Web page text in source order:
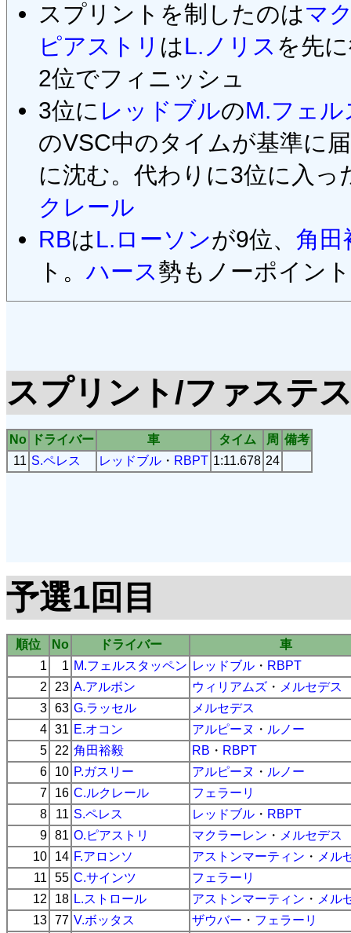
スプリントを制したのはマ
ピアストリ はL.ノリス を先
2位でフィニッシュ
3位に レッドブルのM.フェ
のVSC中のタイムが基準に
に沈む。代わりに3位に入っ
クレール
RBはL.ローソンが9位、 角田
ト。 ハース勢もノーポイン
スプリント/ファステ
No ドライバー 車 タイム 周 備考
11 S.ペレス レッドブル ・ RBPT 1:11.678 24
予選1回目
順位 No ドライバー
車
1
1 M.フェルスタッペン レッドブル ・ RBPT
2
23 A.アルボン ウィリアムズ ・ メルセデス
3 63 G.ラッセル
メルセデス
4 31 E.オコン アルピーヌ ・ ルノー
5
22 角田裕毅 RB ・ RBPT
6
10 P.ガスリー アルピーヌ ・ ルノー
7
16 C.ルクレール
フェラーリ
8
11 S.ペレス レッドブル ・ RBPT
9 81 O.ピアストリ マクラーレン ・ メルセデス
10
14 F.アロンソ アストンマーティン ・ メル
11
55 C.サインツ
フェラーリ
12
18 L.ストロール アストンマーティン ・ メル
13 77 V.ボッタス ザウバー ・ フェラーリ